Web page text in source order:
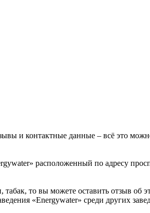
и контактные данные – всё это
расположенный по адресу
то вы можете оставить отзыв
«Energywater» среди других